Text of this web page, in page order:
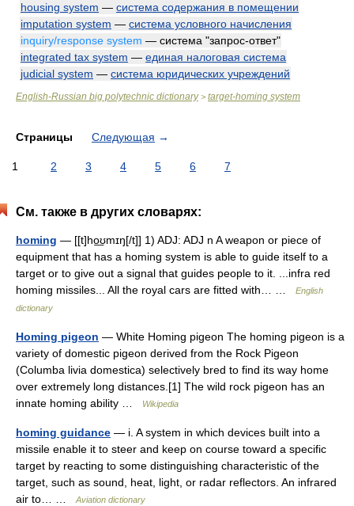
housing system — система содержания в помещении
imputation system — система условного начисления
inquiry/response system — система "запрос-ответ"
integrated tax system — единая налоговая система
judicial system — система юридических учреждений
English-Russian big polytechnic dictionary> target-homing system
Страницы Следующая →
1 2 3 4 5 6 7
См. также в других словарях:
homing — [[t]ho͟ʊmɪŋ[/t]] 1) ADJ: ADJ n A weapon or piece of
equipment that has a homing system is able to guide itself to a
target or to give out a signal that guides people to it. ...infra red
homing missiles... All the royal cars are fitted with… …
English
dictionary
Homing pigeon — White Homing pigeon The homing pigeon is a
variety of domestic pigeon derived from the Rock Pigeon
(Columba livia domestica) selectively bred to find its way home
over extremely long distances.[1] The wild rock pigeon has an
innate homing ability …
Wikipedia
homing guidance — i. A system in which devices built into a
missile enable it to steer and keep on course toward a specific
target by reacting to some distinguishing characteristic of the
target, such as sound, heat, light, or radar reflectors. An infrared
air to… …
Aviation dictionary